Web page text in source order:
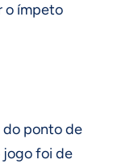
o ímpeto
do ponto de
jogo foi de